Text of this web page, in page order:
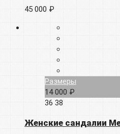
45 000 ₽
Размеры
14 000 ₽
36 38
Женские сандалии